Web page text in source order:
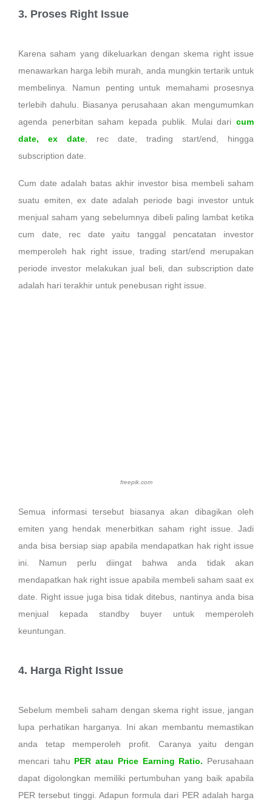
3. Proses Right Issue
Karena saham yang dikeluarkan dengan skema right issue
menawarkan harga lebih murah, anda mungkin tertarik untuk
membelinya. Namun penting untuk memahami prosesnya
terlebih dahulu. Biasanya perusahaan akan mengumumkan
agenda penerbitan saham kepada publik. Mulai dari cum
date, ex date , rec date, trading start/end, hingga
subscription date.
Cum date adalah batas akhir investor bisa membeli saham
suatu emiten, ex date adalah periode bagi investor untuk
menjual saham yang sebelumnya dibeli paling lambat ketika
cum date, rec date yaitu tanggal pencatatan investor
memperoleh hak right issue, trading start/end merupakan
periode investor melakukan jual beli, dan subscription date
adalah hari terakhir untuk penebusan right issue.
freepik.com
Semua informasi tersebut biasanya akan dibagikan oleh
emiten yang hendak menerbitkan saham right issue. Jadi
anda bisa bersiap siap apabila mendapatkan hak right issue
ini. Namun perlu diingat bahwa anda tidak akan
mendapatkan hak right issue apabila membeli saham saat ex
date. Right issue juga bisa tidak ditebus, nantinya anda bisa
menjual kepada standby buyer untuk memperoleh
keuntungan.
4. Harga Right Issue
Sebelum membeli saham dengan skema right issue, jangan
lupa perhatikan harganya. Ini akan membantu memastikan
anda tetap memperoleh profit. Caranya yaitu dengan
mencari tahu PER atau Price Earning Ratio. Perusahaan
dapat digolongkan memiliki pertumbuhan yang baik apabila
PER tersebut tinggi. Adapun formula dari PER adalah harga